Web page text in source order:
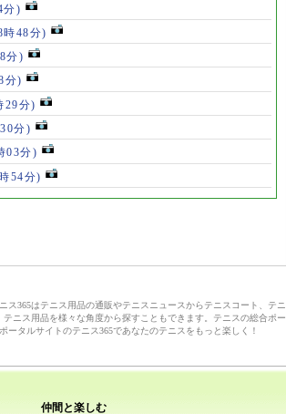
分)
時48分)
分)
分)
29分)
分)
03分)
54分)
ス365はテニス用品の通販やテニスニュースからテニスコート、テ
ニス用品を様々な角度から探すこともできます。テニスの総合
タルサイトのテニス365であなたのテニスをもっと楽しく！
仲間と楽しむ